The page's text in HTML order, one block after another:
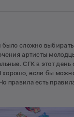
сложно
артисты
СГК в этот день
хорошо, если бы
правила есть